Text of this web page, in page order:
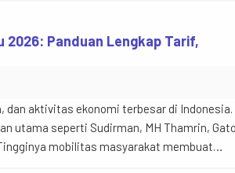
Tren ini didorong oleh […]
Panduan Lengkap Tarif,
aktivitas ekonomi terbesar di Indonesia.
utama seperti Sudirman, MH Thamrin,
mobilitas masyarakat membuat